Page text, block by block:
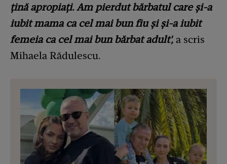
țină apropiați. Am pierdut bărbatul care și-a
iubit mama ca cel mai bun fiu și și-a iubit
femeia ca cel mai bun bărbat adult', a scris
Mihaela Rădulescu.